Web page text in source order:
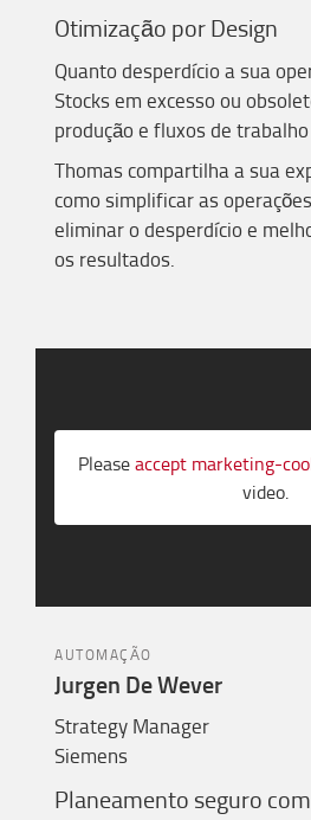
Otimização porDesign
Quanto desperdício a sua
Stocks em excesso ou
produção e fluxos de
Thomas compartilha a sua
como simplificar as
eliminar o desperdício e
os resultados.
Pleaseaccept marketing-
video.
AUTOMAÇÃO
Jurgen De Wever
Strategy Manager
Siemens
Planeamento seguro com